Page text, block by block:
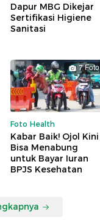
Dapur MBG Dikejar
Sertifikasi Higiene
Sanitasi
7 Foto
Foto Health
Kabar Baik! Ojol Kini
Bisa Menabung
untuk Bayar Iuran
BPJS Kesehatan